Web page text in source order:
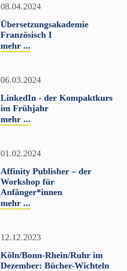
08.04.2024
Übersetzungsakademie
Französisch I
mehr ...
06.03.2024
LinkedIn - der Kompaktkurs
im Frühjahr
mehr ...
01.02.2024
Affinity Publisher – der
Workshop für
Anfänger*innen
mehr ...
12.12.2023
Köln/Bonn-Rhein/Ruhr im
Dezember: Bücher-Wichteln